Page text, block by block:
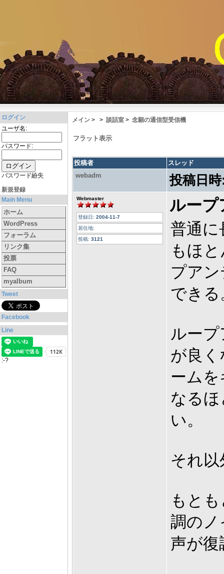
ログイン
ユーザ名:
パスワード:
パスワード紛失
新規登録
Main Menu
ホーム
WordPress
フォーラム
リンク集
投票
FAQ
myalbum
Tweet
Facebook
Line
:-?
メイン > > 談話室 > 念願の通信型受信機
フラット表示
投稿者
スレッド
webadm
投稿日
Webmaster
登録日: 2004-11-7
居住地:
投稿: 3121
ループ
普通に
もほ
プア
できる
ルー
が良
ーム
なる
い。
それ
もと
調のノ
声が